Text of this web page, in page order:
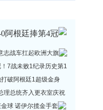
阿根廷捧第4冠
志战车扛起欧洲大旗
7战未败1纪录历史第1
破阿根廷1超级金身
理总统齐入更衣室庆祝
球 诺伊尔揽金手套